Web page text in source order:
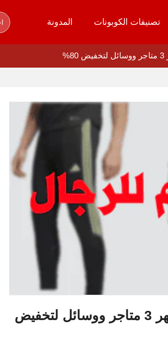
تصنيفات الكوبونات المدونة
أفضل ملابس جيم للرجال ماركات لأشهر 3 متاجر ووسائل لتخفيض